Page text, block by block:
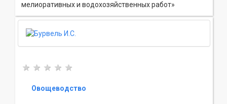
мелиоративных и водохозяйственных работ»
Овощеводство